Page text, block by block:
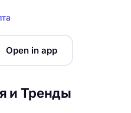
Open in app
и Тренды